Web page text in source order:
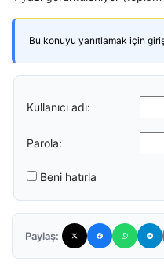
Bu konuyu yanıtlamak için giriş
Kullanıcı adı:
Parola:
Beni hatırla
Paylaş: